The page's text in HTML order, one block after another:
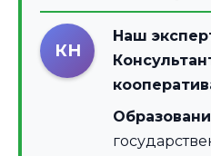
КН
Наш